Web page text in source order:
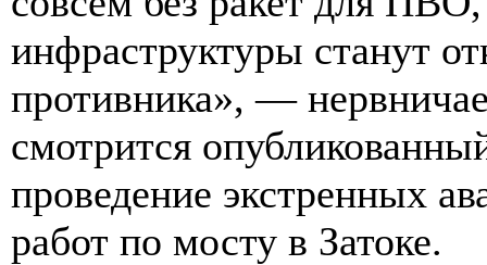
инфраструктуры станут
противника», —
смотрится
проведение экстренных
работ по мосту в Затоке.